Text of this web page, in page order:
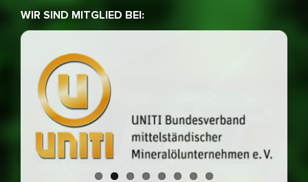
WIR SIND MITGLIED BEI: